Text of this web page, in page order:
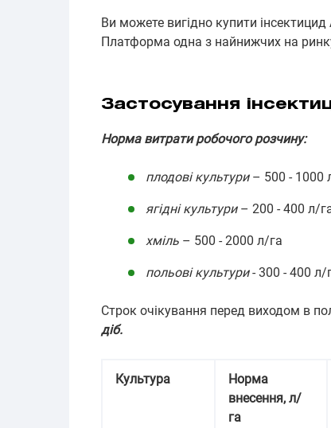
Ви можете вигідно купити
Платформа одна з найнижчих на
Застосування
Норма витрати робочого розчину:
плодові культури– 500 - 1000
ягідні культури– 200 - 400 л/
хміль – 500 - 2000 л/га
польові культури- 300 - 400 л/
Строк очікування перед виходом в
діб.
Культура
Норма
внесення, л/
га